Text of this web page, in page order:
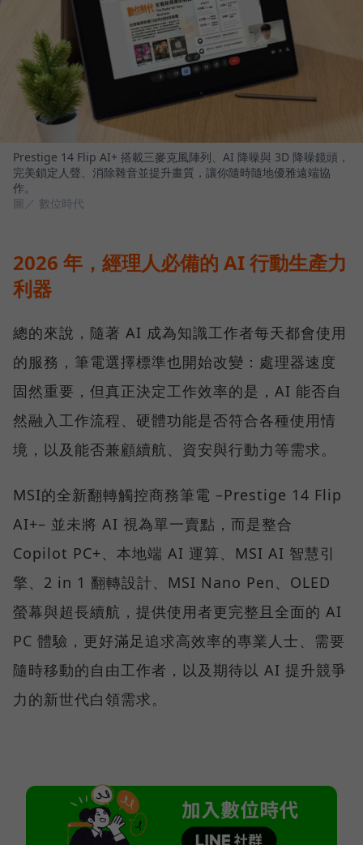
Prestige 14 Flip AI+ 搭載三麥克風陣列、AI 降噪與 3D 降噪鏡頭，
完美鎖定人聲、消除雜音並提升畫質，讓你隨時隨地優雅遠端協
作。
圖／ 數位時代
2026 年，經理人必備的 AI 行動生產力
利器
總的來說，隨著 AI 成為知識工作者每天都會使用
的服務，筆電選擇標準也開始改變：處理器速度
固然重要，但真正決定工作效率的是，AI 能否自
然融入工作流程、硬體功能是否符合各種使用情
境，以及能否兼顧續航、資安與行動力等需求。
MSI的全新翻轉觸控商務筆電 –Prestige 14 Flip
AI+– 並未將 AI 視為單一賣點，而是整合
Copilot PC+、本地端 AI 運算、MSI AI 智慧引
擎、2 in 1 翻轉設計、MSI Nano Pen、OLED
螢幕與超長續航，提供使用者更完整且全面的 AI
PC 體驗，更好滿足追求高效率的專業人士、需要
隨時移動的自由工作者，以及期待以 AI 提升競爭
力的新世代白領需求。